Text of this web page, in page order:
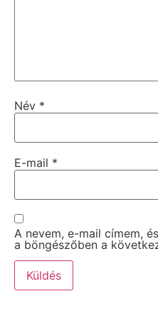
Név *
E-mail *
A nevem, e-mail címem,
a böngészőben a